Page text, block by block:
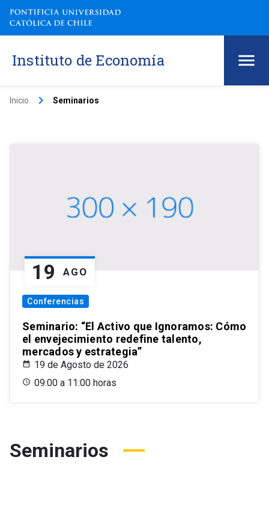
Instituto de Economía
Inicio keyboard_arrow_right Seminarios
19 AGO
Conferencias
Seminario: “El Activo que Ignoramos: Cómo
el envejecimiento redefine talento,
mercados y estrategia”
19 de Agosto de 2026
09:00 a 11:00 horas
Seminarios